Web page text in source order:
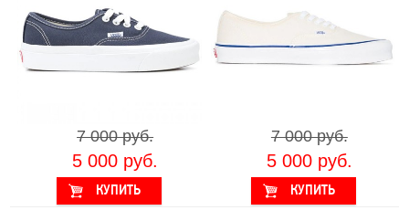
7 000 руб.
5 000 руб.
7 000 руб.
5 000 руб.